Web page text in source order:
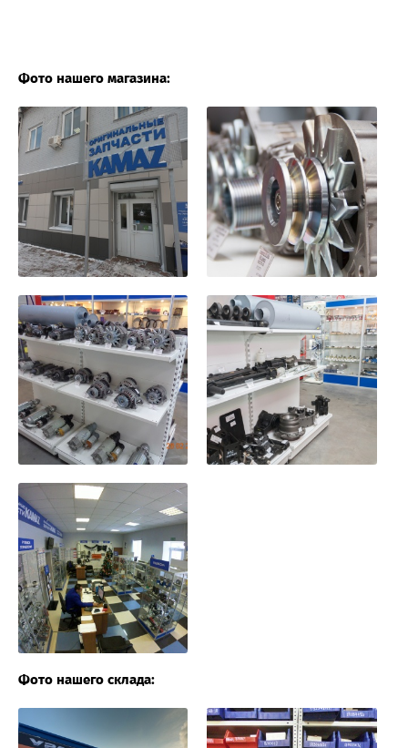
Фото нашего магазина:
Фото нашего склада: